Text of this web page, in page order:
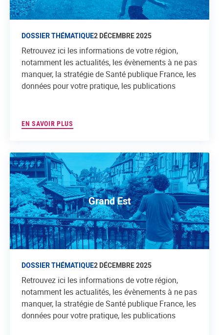
DOSSIER THÉMATIQUE2 DÉCEMBRE 2025
Retrouvez ici les informations de votre région,
notamment les actualités, les évènements à ne pas
manquer, la stratégie de Santé publique France, les
données pour votre pratique, les publications
EN SAVOIR PLUS
Grand Est
DOSSIER THÉMATIQUE2 DÉCEMBRE 2025
Retrouvez ici les informations de votre région,
notamment les actualités, les évènements à ne pas
manquer, la stratégie de Santé publique France, les
données pour votre pratique, les publications